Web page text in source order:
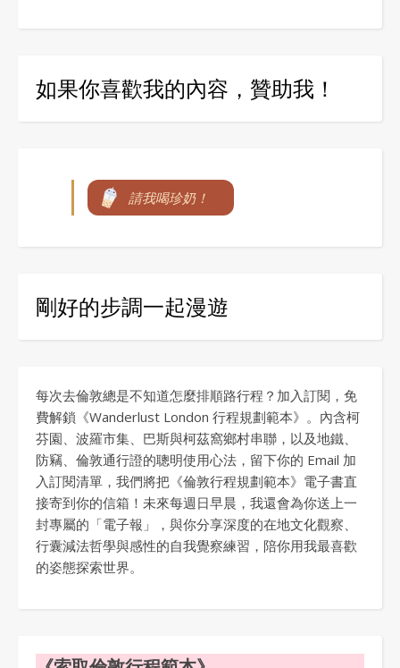
如果你喜歡我的內容，贊助我！
請我喝珍奶！
剛好的步調一起漫遊
每次去倫敦總是不知道怎麼排順路行程？加入訂閱，免
費解鎖《Wanderlust London 行程規劃範本》。內含柯
芬園、波羅市集、巴斯與柯茲窩鄉村串聯，以及地鐵、
防竊、倫敦通行證的聰明使用心法，留下你的 Email 加
入訂閱清單，我們將把《倫敦行程規劃範本》電子書直
接寄到你的信箱！未來每週日早晨，我還會為你送上一
封專屬的「電子報」，與你分享深度的在地文化觀察、
行囊減法哲學與感性的自我覺察練習，陪你用我最喜歡
的姿態探索世界。